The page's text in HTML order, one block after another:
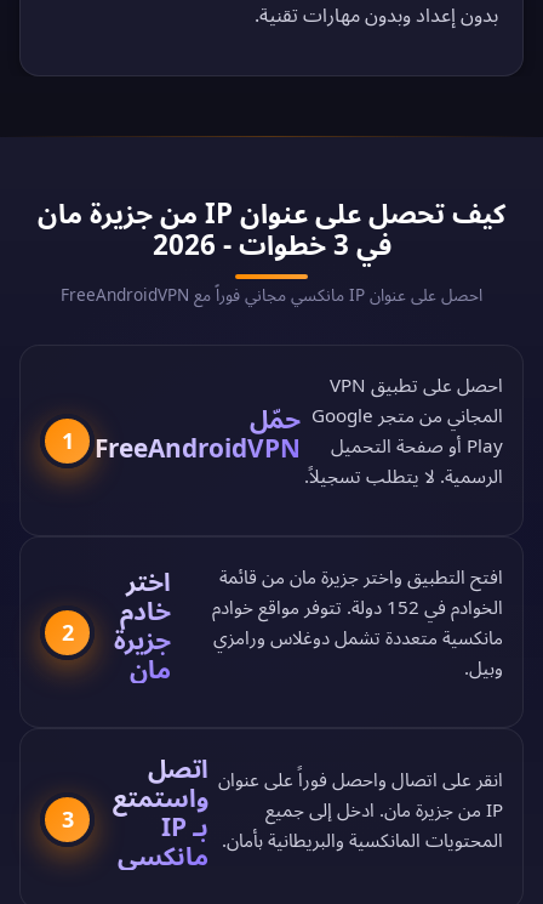
بدون إعداد وبدون مهارات تقنية.
كيف تحصل على عنوان IP من جزيرة مان
في 3 خطوات - 2026
احصل على عنوان IP مانكسي مجاني فوراً مع FreeAndroidVPN
1
حمّل
FreeAndroidVPN
احصل على تطبيق VPN
المجاني من
متجر Google
Play أو صفحة التحميل
الرسمية. لا يتطلب تسجيلاً.
2
اختر
خادم
جزيرة
مان
افتح التطبيق واختر جزيرة مان من قائمة
الخوادم في 152 دولة
. تتوفر مواقع خوادم
مانكسية متعددة تشمل دوغلاس ورامزي
وبيل.
3
اتصل
واستمتع
بـ IP
مانكسي
انقر على اتصال واحصل فوراً على عنوان
IP من جزيرة مان. ادخل إلى جميع
المحتويات المانكسية والبريطانية بأمان.